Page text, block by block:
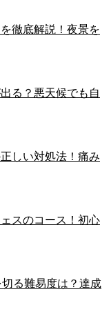
徹底解説！夜景を
る？悪天候でも自
しい対処法！痛み
スのコース！初心
る難易度は？達成